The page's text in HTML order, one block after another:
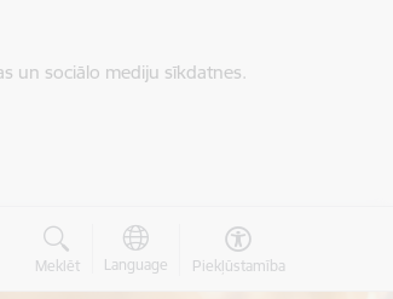
un sociālo mediju sīkdatnes.
Meklēt Language Piekļūstamība